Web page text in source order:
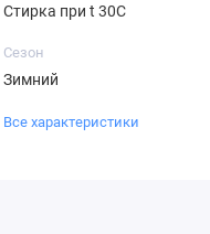
Стирка при t 30С
Сезон
Зимний
Все характеристики